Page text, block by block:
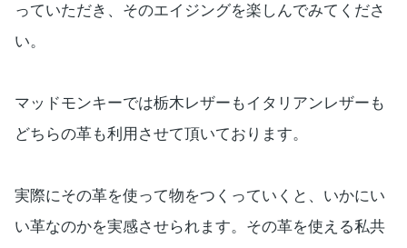
っていただき、そのエイジングを楽しんでみてくださ
い。
マッドモンキーでは栃木レザーもイタリアンレザーも
どちらの革も利用させて頂いております。
実際にその革を使って物をつくっていくと、いかにい
い革なのかを実感させられます。その革を使える私共